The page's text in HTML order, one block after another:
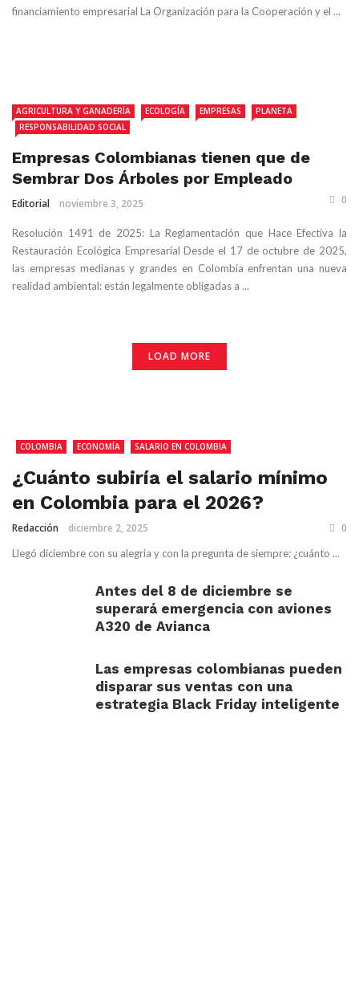
financiamiento empresarial La Organización para la Cooperación y el ...
AGRICULTURA Y GANADERÍA ECOLOGÍA EMPRESAS
PLANETA
RESPONSABILIDAD SOCIAL
Empresas Colombianas tienen que de
Sembrar Dos Árboles por Empleado
Editorial noviembre 3, 2025 0
Resolución 1491 de 2025: La Reglamentación que Hace Efectiva la
Restauración Ecológica Empresarial Desde el 17 de octubre de 2025,
las empresas medianas y grandes en Colombia enfrentan una nueva
realidad ambiental: están legalmente obligadas a ...
LOAD MORE
COLOMBIA ECONOMÍA SALARIO EN COLOMBIA
¿Cuánto subiría el salario mínimo
en Colombia para el 2026?
Redacción diciembre 2, 2025 0
Llegó diciembre con su alegría y con la pregunta de siempre: ¿cuánto ...
Antes del 8 de diciembre se
superará emergencia con aviones
A320 de Avianca
Las empresas colombianas pueden
disparar sus ventas con una
estrategia Black Friday inteligente